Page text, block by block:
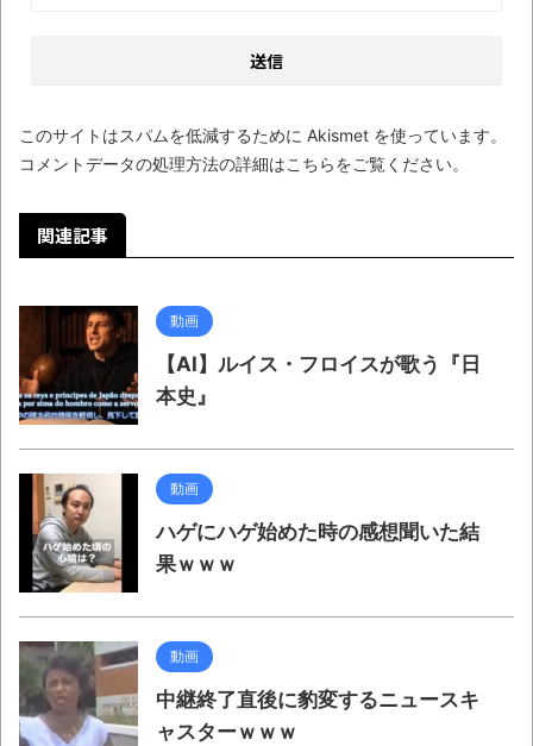
ブログお引越しのお知らせ
【極画像】名古屋の地下鉄
wwwwwwwwwwww
全方位青い芝包囲網すぎて色々見失う、新
しい仕事観
の数々！！
Powered by livedoor 相互RSS
このサイトはスパムを低減するために Akismet を使っています。
コメントデータの処理方法の詳細はこちらをご覧ください。
関連記事
動画
【AI】ルイス・フロイスが歌う『日
本史』
動画
ハゲにハゲ始めた時の感想聞いた結
果ｗｗｗ
動画
中継終了直後に豹変するニュースキ
ャスターｗｗｗ